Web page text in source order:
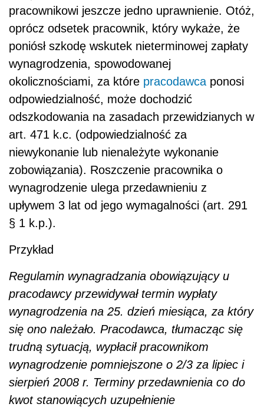
pracownikowi jeszcze jedno uprawnienie. Otóż,
oprócz odsetek pracownik, który wykaże, że
poniósł szkodę wskutek nieterminowej zapłaty
wynagrodzenia, spowodowanej
okolicznościami, za które pracodawca ponosi
odpowiedzialność, może dochodzić
odszkodowania na zasadach przewidzianych w
art. 471 k.c. (odpowiedzialność za
niewykonanie lub nienależyte wykonanie
zobowiązania). Roszczenie pracownika o
wynagrodzenie ulega przedawnieniu z
upływem 3 lat od jego wymagalności (art. 291
§ 1 k.p.).
Przykład
Regulamin wynagradzania obowiązujący u
pracodawcy przewidywał termin wypłaty
wynagrodzenia na 25. dzień miesiąca, za który
się ono należało. Pracodawca, tłumacząc się
trudną sytuacją, wypłacił pracownikom
wynagrodzenie pomniejszone o 2/3 za lipiec i
sierpień 2008 r. Terminy przedawnienia co do
kwot stanowiących uzupełnienie